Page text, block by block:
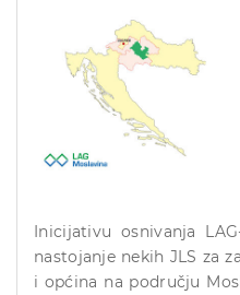
Inicijativu osnivanja
nastojanje nekih JLS za
i općina na području